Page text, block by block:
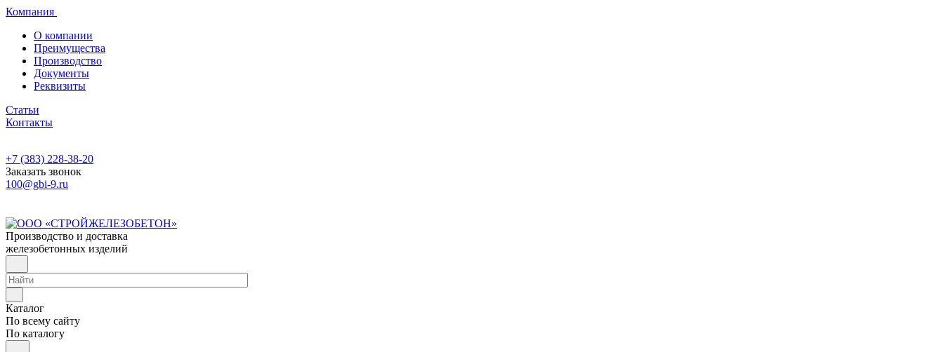
Компания
О компании
Преимущества
Производство
Документы
Реквизиты
Статьи
Контакты
+7 (383) 228-38-20
Заказать звонок
100@gbi-9.ru
Производство и доставка
железобетонных изделий
Каталог
По всему сайту
По каталогу